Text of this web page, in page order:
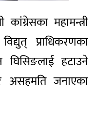
महामन्त्री
प्राधिकरणका
घिसिङलाई हटाउने
असहमति जनाएका